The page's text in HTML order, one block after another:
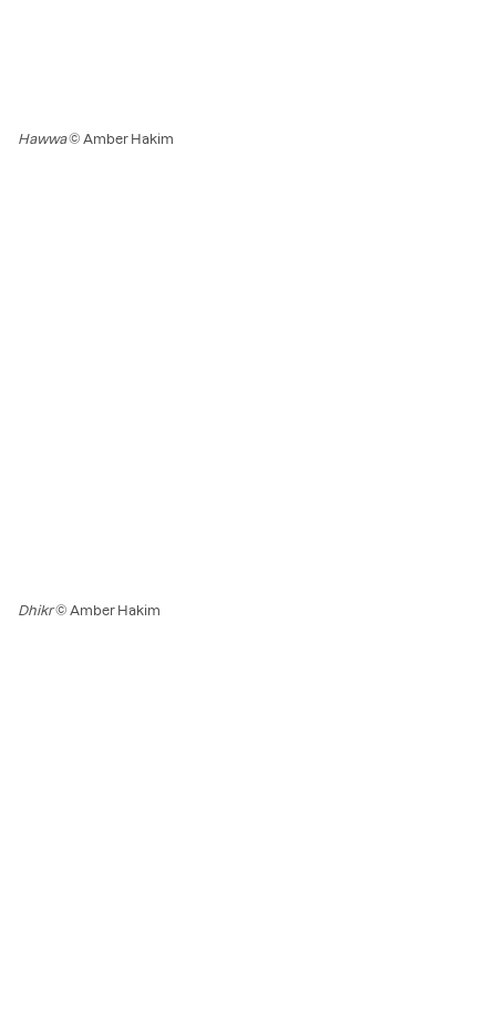
Hawwa© Amber Hakim
Dhikr© Amber Hakim